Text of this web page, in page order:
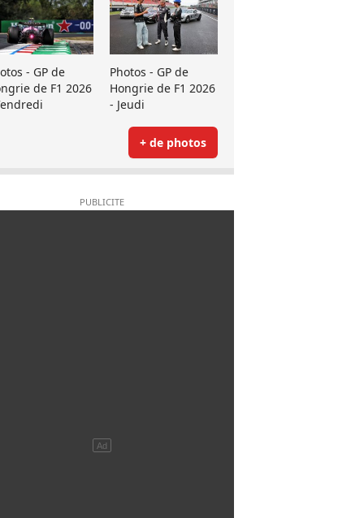
- GP de
de F1 2026
Photos - GP de
Hongrie de F1 2026
- Jeudi
+ de photos